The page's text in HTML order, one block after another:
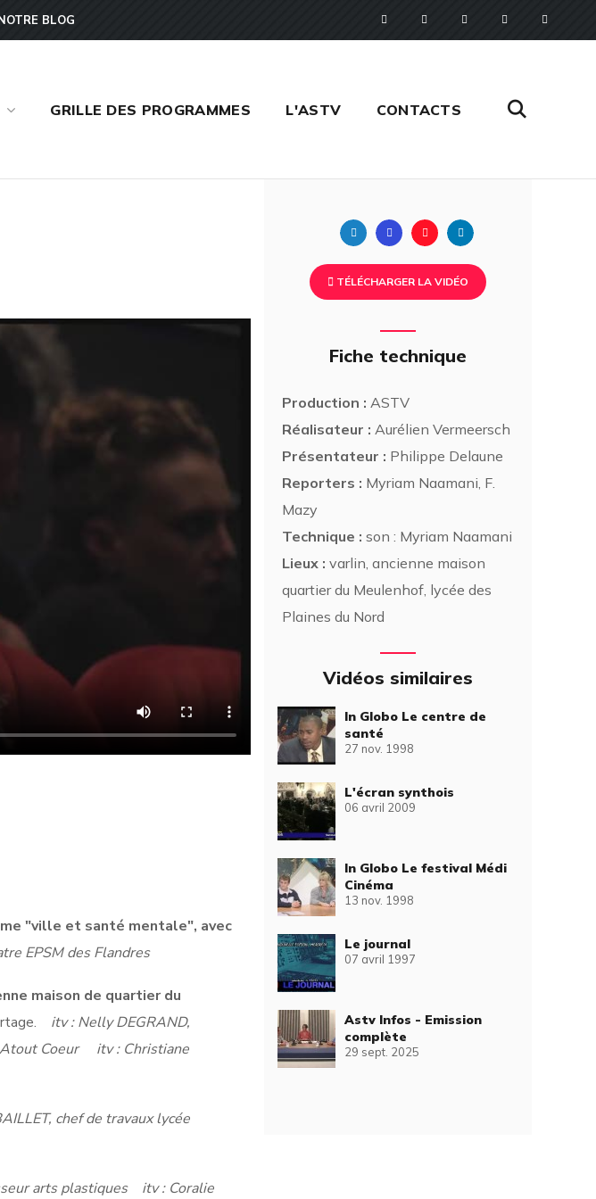
BLOG
GRILLE DES PROGRAMMES L'ASTV CONTACTS
"ville et santé mentale", avec
EPSM des Flandres
maison de quartier du
itv : Nelly DEGRAND,
Coeur
itv : Christiane
chef de travaux lycée
arts plastiques itv : Coralie
Twitter FacebookPinterest
TÉLÉCHARGER LA VIDÉO
Fiche technique
Production : ASTV
Réalisateur : Aurélien Vermeersch
Présentateur : Philippe Delaune
Reporters : Myriam Naamani, F.
Mazy
Technique : son : Myriam Naamani
Lieux : varlin, ancienne maison
quartier du Meulenhof, lycée des
Plaines du Nord
Vidéos similaires
In Globo Le centre de
santé
27 nov. 1998
L'écran synthois
06 avril 2009
In Globo Le festival Médi
Cinéma
13 nov. 1998
Le journal
07 avril 1997
Astv Infos - Emission
complète
29 sept. 2025